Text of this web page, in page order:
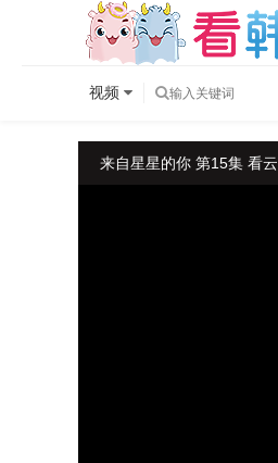
视频
来自星星的你 第15集 看云